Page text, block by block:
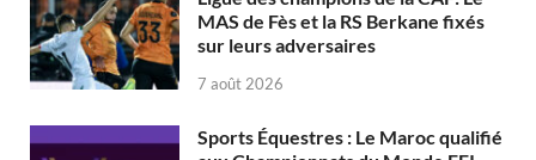
MAS de Fès et la RS Berkane fixés
sur leurs adversaires
7 août 2026
Sports Équestres : Le Maroc qualifié